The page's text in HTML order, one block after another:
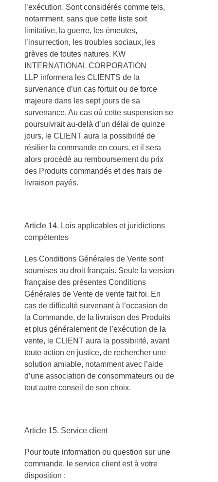
l’exécution. Sont considérés comme tels,
notamment, sans que cette liste soit
limitative, la guerre, les émeutes,
l’insurrection, les troubles sociaux, les
grèves de toutes natures. KW
INTERNATIONAL CORPORATION
LLP informera les CLIENTS de la
survenance d’un cas fortuit ou de force
majeure dans les sept jours de sa
survenance. Au cas où cette suspension se
poursuivrait au-delà d’un délai de quinze
jours, le CLIENT aura la possibilité de
résilier la commande en cours, et il sera
alors procédé au remboursement du prix
des Produits commandés et des frais de
livraison payés.
Article 14. Lois applicables et juridictions
compétentes
Les Conditions Générales de Vente sont
soumises au droit français. Seule la version
française des présentes Conditions
Générales de Vente de vente fait foi. En
cas de difficulté survenant à l’occasion de
la Commande, de la livraison des Produits
et plus généralement de l’exécution de la
vente, le CLIENT aura la possibilité, avant
toute action en justice, de rechercher une
solution amiable, notamment avec l’aide
d’une association de consommateurs ou de
tout autre conseil de son choix.
Article 15. Service client
Pour toute information ou question sur une
commande, le service client est à votre
disposition :